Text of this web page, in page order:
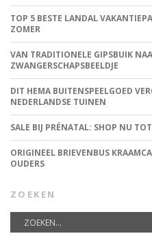
TOP 5 BESTE LANDAL
ZOMER
VAN TRADITIONELE GIPSBUIK
ZWANGERSCHAPSBEELDJE
DIT HEMA BUITENSPEELGOED
NEDERLANDSE TUINEN
SALE BIJ PRÉNATAL: SHOP NU
ORIGINEEL BRIEVENBUS
OUDERS
ZOEKEN